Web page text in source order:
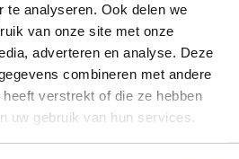
te analyseren. Ook delen we
van onze site met onze
adverteren en analyse. Deze
combineren met andere
verstrekt of die ze hebben
uw gebruik van hun services.
buurtzorg